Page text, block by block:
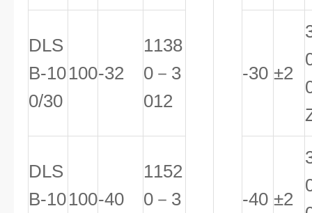
DLS
B-10
0/30
100-32
1138
0－3
012
-30 ±2
DLS
B-10100-40
1152
0－3
-40 ±2